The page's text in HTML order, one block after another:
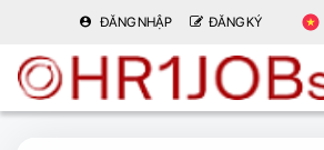
ĐĂNG NHẬP ĐĂNG KÝ